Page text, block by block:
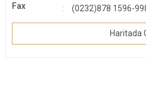
Fax
(0232)878 1596-
Haritada